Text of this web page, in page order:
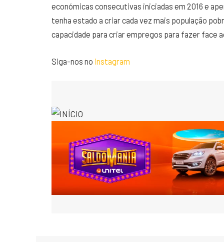
económicas consecutivas iniciadas em 2016 e
tenha estado a criar cada vez mais população
capacidade para criar empregos para fazer face
Siga-nos no instagram